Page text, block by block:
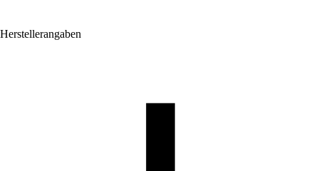
Herstellerangaben